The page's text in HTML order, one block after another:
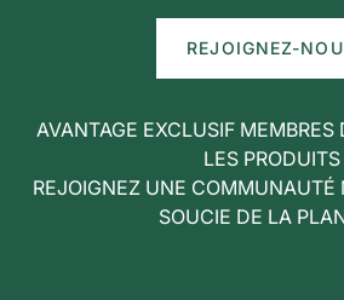
REJOIGNEZ-
AVANTAGE EXCLUSIF MEMBRES
LES PRODUITS
REJOIGNEZ UNE COMMUNAUTÉ
SOUCIE DE LA